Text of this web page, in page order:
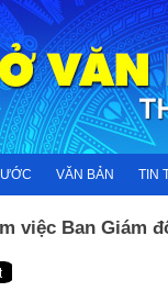
VĂN BẢN TIN
việc Ban Giám